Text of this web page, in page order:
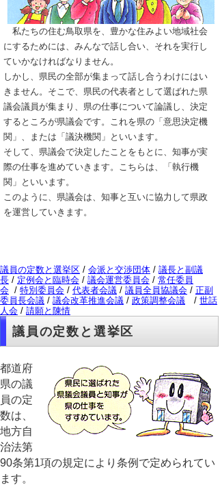
私たちの住む鳥取県を、豊かな住みよい地域社会
にするためには、みんなで話し合い、それを実行し
ていかなければなりません。
しかし、県民の全部が集まって話し合うわけにはい
きません。そこで、県民の代表者として選ばれた県
議会議員が集まり、県の仕事について論議し、決定
するところが県議会です。これを県の「意思決定機
関」、または「議決機関」といいます。
そして、県議会で決定したことをもとに、知事が実
際の仕事を進めていきます。こちらは、「執行機
関」といいます。
このように、県議会は、知事と互いに協力して県政
を運営していきます。
議員の定数と選挙区 / 会派と交渉団体 / 議長と副議
長 / 定例会と臨時会 / 議会運営委員会 / 常任委員
会 / 特別委員会 / 代表者会議 / 議員全員協議会 / 正副
委員長会議 / 議会改革推進会議 / 政策調整会議 / 世話
人会 / 請願と陳情
議員の定数と選挙区
都道府
県の議
員の定
数は、
地方自
治法第
90条第1項の規定により条例で定められてい
ます。